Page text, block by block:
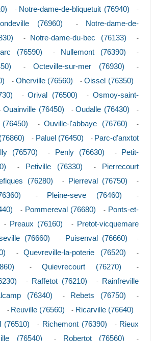
- Notre-dame-de-bliquetuit (76940) -
(76960) -
Notre-dame-de-
- Notre-dame-du-bec (76133) -
(76590) - Nullemont (76390) -
- Octeville-sur-mer (76930) -
- Oherville (76560) -Oissel (76350)
-Orival (76500) -Osmoy-saint-
Ouainville (76450) -Oudalle (76430) -
-Ouville-l'abbaye (76760) -
- Paluel (76450) - Parc-d'anxtot
(76570) - Penly (76630) -
Petit-
- Petiville (76330) -
Pierrecourt
(76280) - Pierreval (76750) -
- Pleine-seve (76460) -
- Pommereval (76680) - Ponts-et-
- Preaux (76160) -
Pretot-vicquemare
(76660) - Puisenval (76660) -
-Quevreville-la-poterie (76520) -
- Quievrecourt (76270) -
- Raffetot (76210) -
Rainfreville
(76340) - Rebets (76750) -
- Reuville (76560) - Ricarville (76640)
(76510) - Richemont (76390) - Rieux
(76540) - Robertot (76560) -